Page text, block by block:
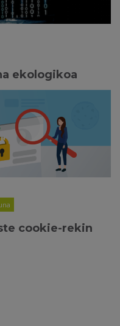
ekologikoa
cookie-rekin